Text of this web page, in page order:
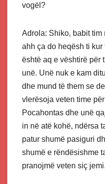
vogël?
Adrola: Shiko, babit tim
ahh ça do heqësh ti
është aq e vështirë për
unë. Unë nuk e kam
dhe mund të them se
vlerësoja veten time
Pocahontas dhe unë
in në atë kohë, ndërsa
patur shumë pasiguri
shumë e rëndësishme
pranojmë veten siç jemi.